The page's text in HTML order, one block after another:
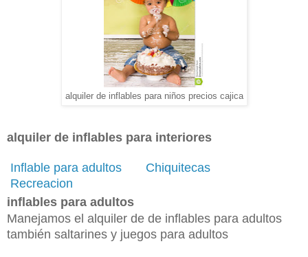
alquiler de inflables para niños precios cajica
alquiler de inflables para interiores
Inflable para adultos
Chiquitecas
Recreacion
inflables para adultos
Manejamos el alquiler de de inflables para adultos
también saltarines y juegos para adultos